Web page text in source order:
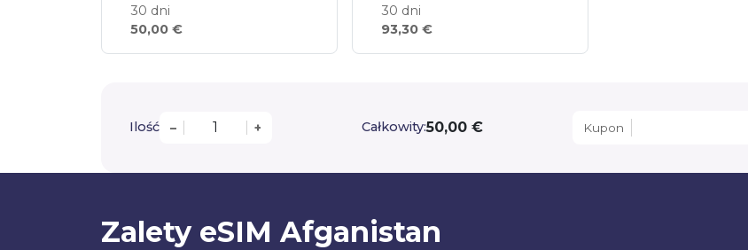
30 dni
50,00 €
30 dni
93,30 €
Ilość – + Całkowity:50,00 € Kupon
Zalety eSIM Afganistan